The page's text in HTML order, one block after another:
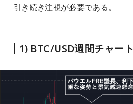
引き続き注視が必要である。
1) BTC/USD週間チャー